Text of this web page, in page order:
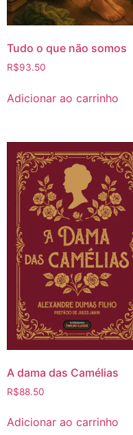
Tudo o que não somos
R$93.50
Adicionar ao carrinho
A dama das Camélias
R$88.50
Adicionar ao carrinho